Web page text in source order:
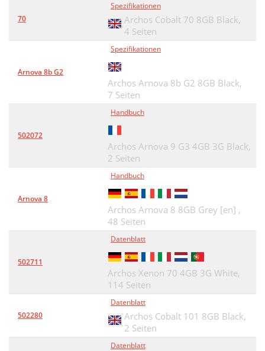
70
Spezifikationen
Archos Cobalt 70 8GB Black,
4 Seiten
Arnova 8b G2
Spezifikationen
Archos Arnova 8b G2 8GB Black,
7 Seiten
502072
Handbuch
Archos Arnova 9 G3 4GB 3G Black,
2 Seiten
Arnova 8
Handbuch
Archos Arnova 8 8GB Grey [en] ,
48 Seiten
502711
Datenblatt
Archos Xenon 70 4GB 3G White,
114 Seiten
502280
Datenblatt
Archos Cobalt 101 8GB Black,
2 Seiten
Datenblatt